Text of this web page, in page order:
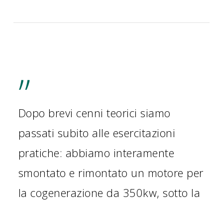
”
Dopo brevi cenni teorici siamo
passati subito alle esercitazioni
pratiche: abbiamo interamente
smontato e rimontato un motore per
la cogenerazione da 350kw, sotto la